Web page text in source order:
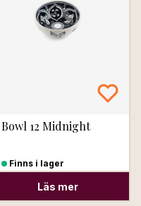
Bowl 12 Midnight
Finns i lager
Läs mer